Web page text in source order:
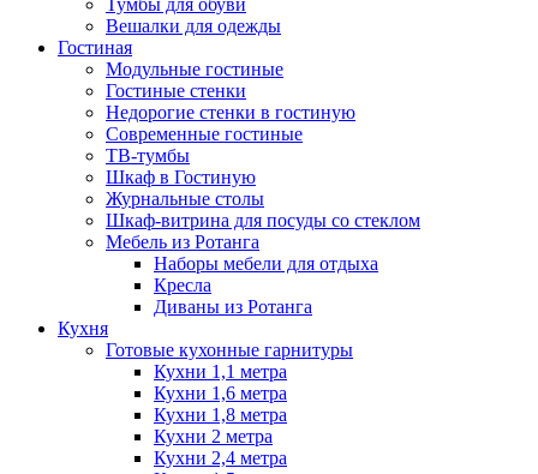
Тумбы для обуви
Вешалки для одежды
Гостиная
Модульные гостиные
Гостиные стенки
Недорогие стенки в гостиную
Современные гостиные
ТВ-тумбы
Шкаф в Гостиную
Журнальные столы
Шкаф-витрина для посуды со стеклом
Мебель из Ротанга
Наборы мебели для отдыха
Кресла
Диваны из Ротанга
Кухня
Готовые кухонные гарнитуры
Кухни 1,1 метра
Кухни 1,6 метра
Кухни 1,8 метра
Кухни 2 метра
Кухни 2,4 метра